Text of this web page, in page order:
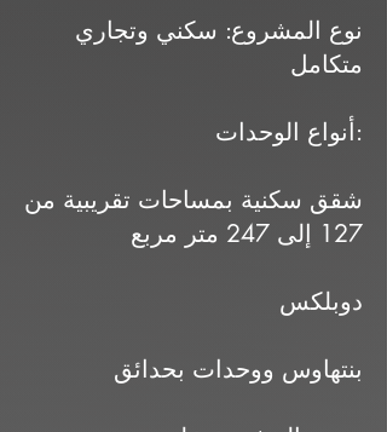
نوع المشروع: سكني وتجاري
متكامل
أنواع الوحدات:
شقق سكنية بمساحات تقريبية من
127 إلى 247 متر مربع
دوبلكس
بنتهاوس ووحدات بحدائق